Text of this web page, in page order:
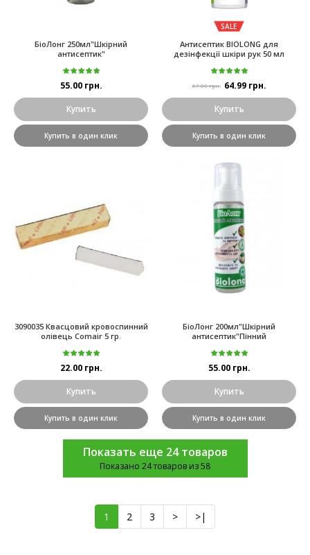
БіоЛонг 250мл"Шкірний
антисептик"
55.00 грн.
Купить
Купить в один клик
SALE
Антисептик BIOLONG для
дезінфекції шкіри рук 50 мл
67.00 грн. 64.99 грн.
Купить
Купить в один клик
3090035 Квасцовий кровоспинний
олівець Comair 5 гр.
22.00 грн.
Купить
Купить в один клик
БіоЛонг 200мл"Шкірний
антисептик"Пінний
55.00 грн.
Купить
Купить в один клик
Показать еще 24 товаров
Показано 24 товаров из 58
1 2 3 > >|